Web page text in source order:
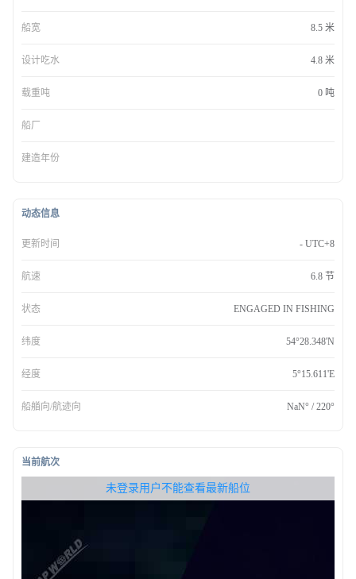
船宽 8.5 米
设计吃水 4.8 米
载重吨 0 吨
船厂
建造年份
动态信息
更新时间 - UTC+8
航速 6.8 节
状态 ENGAGED IN FISHING
纬度 54°28.348'N
经度 5°15.611'E
船艏向/航迹向 NaN° / 220°
当前航次
未登录用户不能查看最新船位
无权查看最新船位，请联系开通